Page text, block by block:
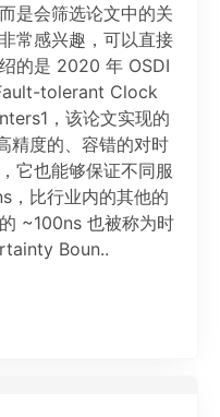
是会筛选论文中的关
常感兴趣，可以直接
的是 2020 年 OSDI
tolerant Clock
，该论文实现的
精度的、容错的对时
它也能够保证不同服
，比行业内的其他的
~100ns 也被称为时
Boun..